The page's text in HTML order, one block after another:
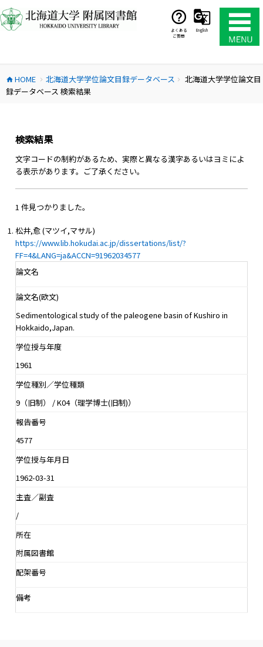
ン
テ
ス
キ
よくある
ご質問
English
home HOME chevron_right 北海道大学学位論文目録データベース chevron_right
北海道大学学位論文目
録データベース 検索結果
検索結果
文字コードの制約があるため、実際と異なる漢字あるいはヨミによ
る表示があります。ご了承ください。
1 件見つかりました。
松井,愈 (マツイ,マサル)
https://www.lib.hokudai.ac.jp/dissertations/list/?
FF=4&LANG=ja&ACCN=91962034577
論文名
論文名(欧文)
Sedimentological study of the paleogene basin of Kushiro in
Hokkaido,Japan.
学位授与年度
1961
学位種別／学位種類
9（旧制） / K04（理学博士(旧制)）
報告番号
4577
学位授与年月日
1962-03-31
主査／副査
/
所在
附属図書館
配架番号
備考